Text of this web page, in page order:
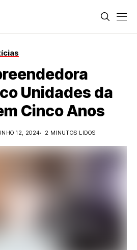
Unidades da
Cinco Anos
12, 2024
2 MINUTOS LIDOS